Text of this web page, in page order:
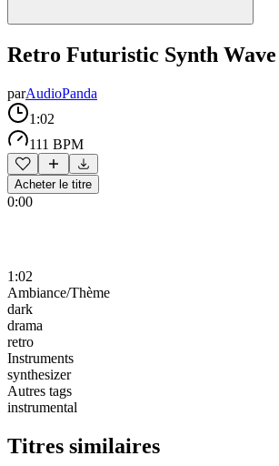
Retro Futuristic Synth Wave
parAudioPanda
1:02
111 BPM
Acheter le titre
0:00
1:02
Ambiance/Thème
dark
drama
retro
Instruments
synthesizer
Autres tags
instrumental
Titres similaires